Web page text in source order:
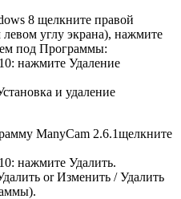
8 щелкните правой
углу экрана), нажмите
под Программы:
нажмите Удаление
и удаление
ManyCam 2.6.1щелкните
нажмите Удалить.
or Изменить / Удалить